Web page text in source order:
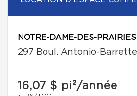
NOTRE-DAME-DES-PRAIRIES
297 Boul. Antonio-Barrette
16,07 $ pi²/année